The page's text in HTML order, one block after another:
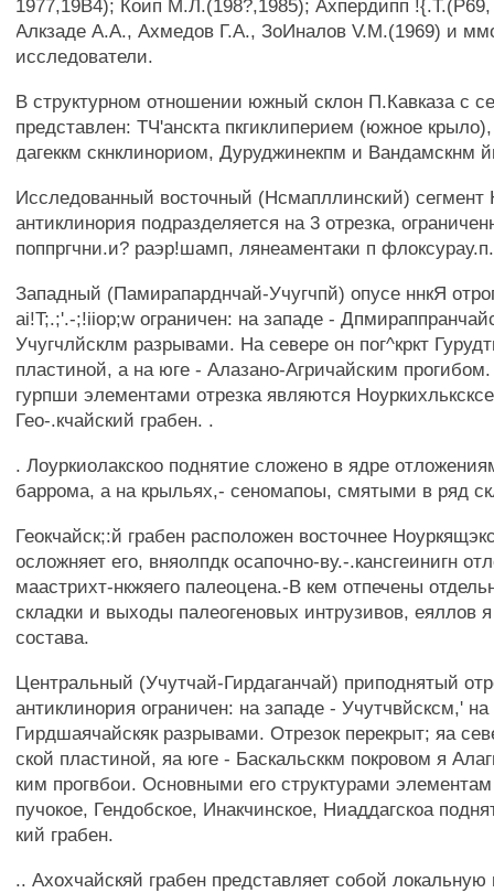
1977,19B4); Коип М.Л.(198?,1985); Ахпердипп
Алкзаде A.A., Ахмедов Г.А., ЗоИналов V.M.(1969) и
исследователи.
В структурном отношении южный склон П.Кавказа с
представлен: ТЧ'анскта пкгиклиперием (южное
дагеккм скнклинориом, Дуруджинекпм и Вандамскнм
Исследованный восточный (Нсмапллинский) сегмент
антиклинория подразделяется на 3 отрезка,
поппргчни.и? раэр!шамп, лянеаментаки п флоксурау.п.
Западный (Памирапарднчай-Учугчпй) опусе ннкЯ
ai!T;.;'.-;!iiop;w ограничен: на западе -
Учугчлйсклм разрывами. На севере он пог^кркт
пластиной, а на юге - Алазано-Агричайским
гурпши элементами отрезка являются
Гео-.кчайский грабен. .
. Лоуркиолакскоо поднятие сложено в ядре
баррома, а на крыльях,- сеномапоы, смятыми в ряд
Геокчайск;:й грабен расположен восточнее
осложняет его, вняолпдк осапочно-ву.-.кансгеинигн
маастрихт-нкжяего палеоцена.-В кем отпечены
складки и выходы палеогеновых интрузивов, еяллов
состава.
Центральный (Учутчай-Гирдаганчай) приподнятый
антиклинория ограничен: на западе - Учутчвйсксм,' на
Гирдшаячайскяк разрывами. Отрезок перекрыт; яа
ской пластиной, яа юге - Баскальсккм покровом я
ким прогвбои. Основными его структурами
пучокое, Гендобское, Инакчинское, Ниаддагскоа
кий грабен.
.. Ахохчайскяй грабен представляет собой локальную